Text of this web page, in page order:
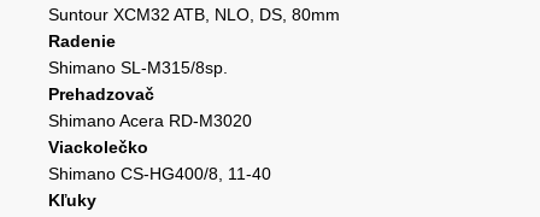
Suntour XCM32 ATB, NLO, DS, 80mm
Radenie
Shimano SL-M315/8sp.
Prehadzovač
Shimano Acera RD-M3020
Viackolečko
Shimano CS-HG400/8, 11-40
Kľuky